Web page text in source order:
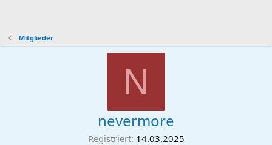
Mitglieder
N
nevermore
Registriert 14.03.2025